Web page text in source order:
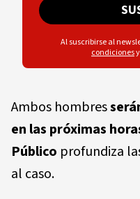
Al suscribirse al
condicionesy
Ambos hombres
en las próximas
Público profundiza
al caso.